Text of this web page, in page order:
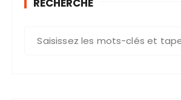
RECHERCHE